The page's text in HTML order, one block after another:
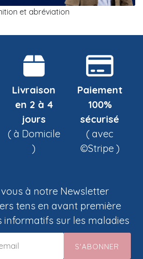
et abréviation
Livraison
en 2 à 4
jours
( à Domicile
)
Paiement
100%
sécurisé
( avec
©Stripe )
à notre Newsletter
tens en avant première
informatifs sur les maladies
S'ABONNER